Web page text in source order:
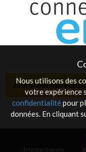
Alle
Nous utilisons des
votre expérience
confidentialitépour
données. En cliquant